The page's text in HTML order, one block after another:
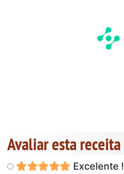
Avaliar esta receita
Excelente !